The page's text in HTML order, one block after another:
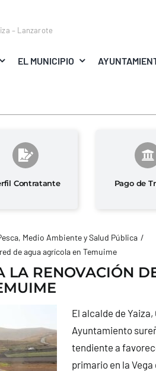
– Lanzarote
EL MUNICIPIO
Contratante Pago de
Medio Ambiente y Salud Pública
de agua agrícola en Temuime
LA RENOVACIÓN
El alcalde de
Ayuntamiento
tendiente a
primario en la